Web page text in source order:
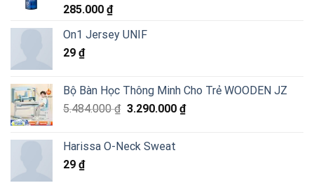
285.000 ₫
On1 Jersey UNIF
29 ₫
Bộ Bàn Học Thông Minh Cho Trẻ WOODEN JZ
5.484.000₫ Giá
5.484.000 ₫.
3.290.000 ₫Giá
Harissa O-Neck Sweat
29 ₫